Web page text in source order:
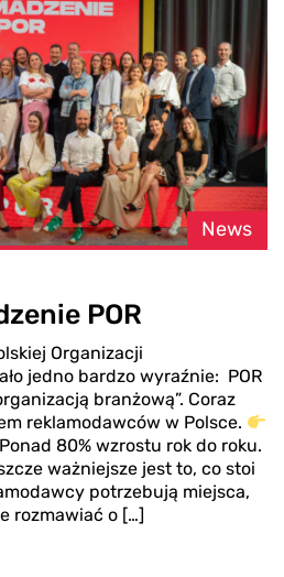
News
POR
Organizacji
jedno bardzo wyraźnie: POR
branżową”. Coraz
reklamodawców w Polsce.
80% wzrostu rok do roku.
ważniejsze jest to, co stoi
potrzebują miejsca,
rozmawiać o […]